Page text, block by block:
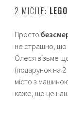
2 МІСЦЕ:
Просто
не страшно, що
Олеся візьме
(подарунок на
місто з
каже, що це наш